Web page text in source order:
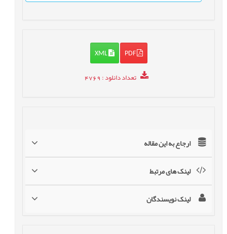
PDF
XML
تعداد دانلود: 4769
ارجاع به این مقاله
لینک های مرتبط
لینک نویسندگان